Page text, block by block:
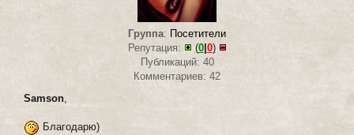
Группа: Посетители
Репутация:
(0| 0)
Публикаций: 40
Комментариев: 42
Samson,
Благодарю)